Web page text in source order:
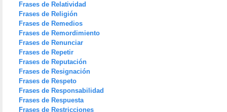
Frases de Relatividad
Frases de Religión
Frases de Remedios
Frases de Remordimiento
Frases de Renunciar
Frases de Repetir
Frases de Reputación
Frases de Resignación
Frases de Respeto
Frases de Responsabilidad
Frases de Respuesta
Frases de Restricciones